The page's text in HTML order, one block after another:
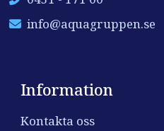
info@aquagruppen.se
Information
Kontakta oss